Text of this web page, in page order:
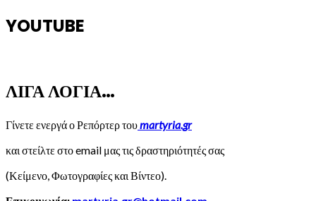
YOUTUBE
ΛΙΓΑ ΛΟΓΙΑ…
Γίνετε ενεργά ο Ρεπόρτερ τουmartyria.gr
και στείλτε στο email μας τις δραστηριότητές σας
(Κείμενο, Φωτογραφίες και Βίντεο).